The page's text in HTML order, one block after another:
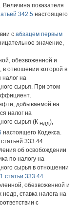
показателя
342.5 настоящего
с абзацем первым
значение,
обезвоженной и
в отношении которой в
налог на
сырья. При этом
добываемой на
налог на
сырья (К НДД),
настоящего Кодекса.
333.44
об освобождении
по налогу на
сырья в отношении
статьи 333.44
обезвоженной и
ставка налога на
с